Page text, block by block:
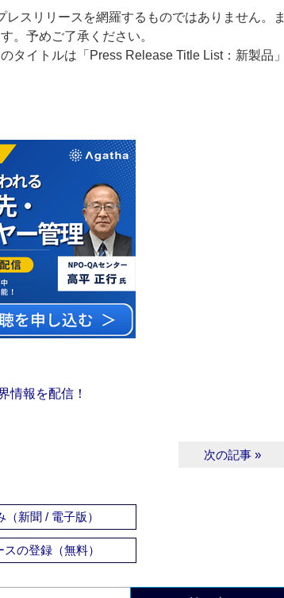
スリリースを網羅するものではありません。ま
。予めご了承ください。
タイトルは「Press Release Title List：新製品」
報を配信！
次の記事 »
新聞 / 電子版）
スの登録（無料）